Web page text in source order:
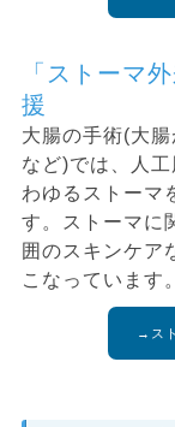
「ストーマ
援
大腸の手術(大
など)では、人
わゆるストーマ
す。ストーマに
囲のスキンケア
こなっています。
→ス